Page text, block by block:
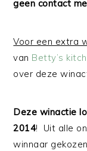
geen contact
Voor een extra
van Betty’s
over deze
Deze winactie
2014! Uit alle
winnaar